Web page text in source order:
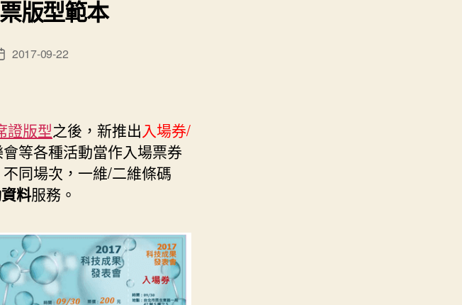
版型範本
2017-09-22
證版型之後，新推出 入場券/
等各種活動當作入場票券
同場次，一維/二維條碼
料服務。